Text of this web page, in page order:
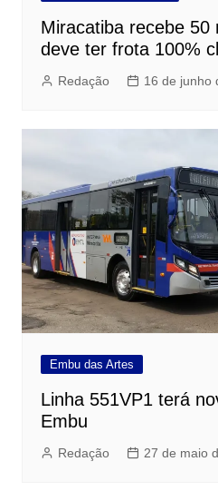
Miracatiba recebe 50
deve ter frota 100%
Redação 16 de junho
Embu das Artes
Linha 551VP1 terá
Embu
Redação 27 de maio